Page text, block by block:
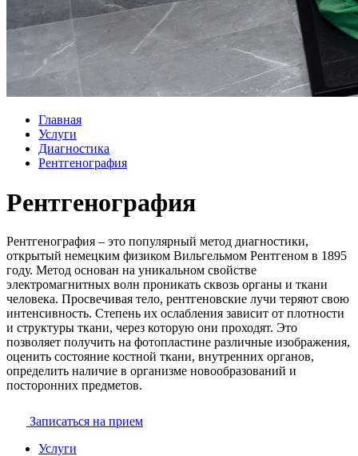
Главная
Услуги
Диагностика
Рентгенография
Рентгенография
Рентгенография – это популярный метод диагностики,
открытый немецким физиком Вильгельмом Рентгеном в 1895
году. Метод основан на уникальном свойстве
электромагнитных волн проникать сквозь органы и ткани
человека. Просвечивая тело, рентгеновские лучи теряют свою
интенсивность. Степень их ослабления зависит от плотности
и структуры ткани, через которую они проходят. Это
позволяет получить на фотопластине различные изображения,
оценить состояние костной ткани, внутренних органов,
определить наличие в организме новообразований и
посторонних предметов.
Записаться на прием
Услуги